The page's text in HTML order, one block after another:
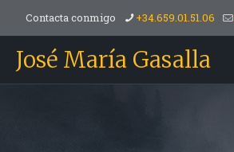
Contacta conmigo +34.659.01.51.06
José María Gasalla